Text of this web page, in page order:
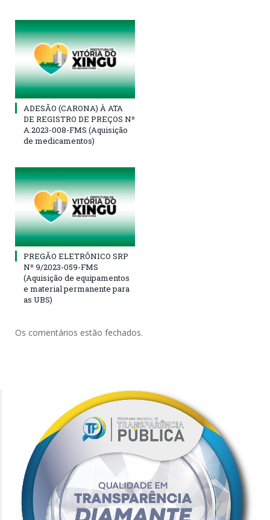
ADESÃO (CARONA) À ATA
DE REGISTRO DE PREÇOS Nº
A.2023-008-FMS (Aquisição
de medicamentos)
PREGÃO ELETRÔNICO SRP
Nº 9/2023-059-FMS
(Aquisição de equipamentos
e material permanente para
as UBS)
Os comentários estão fechados.